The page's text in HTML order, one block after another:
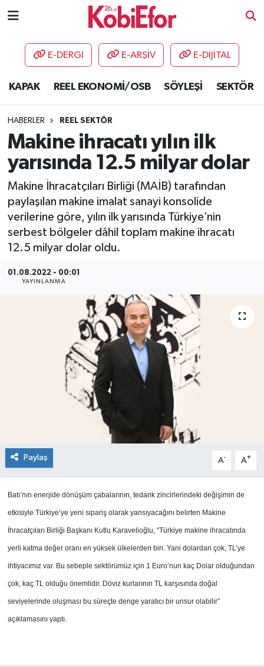
E-DERGİ E-ARŞİV E-DİJİTAL
KAPAK REEL EKONOMİ/OSB SÖYLEŞİ SEKTÖR
HABERLER REEL SEKTÖR
Makine ihracatı yılın ilk
yarısında 12.5 milyar dolar
Makine İhracatçıları Birliği (MAİB) tarafından
paylaşılan makine imalat sanayi konsolide
verilerine göre, yılın ilk yarısında Türkiye’nin
serbest bölgeler dâhil toplam makine ihracatı
12.5 milyar dolar oldu.
01.08.2022 - 00:01
YAYINLANMA
Paylaş A- A+
Batı’nın enerjide dönüşüm çabalarının, tedarik zincirlerindeki değişimin de
etkisiyle Türkiye’ye yeni sipariş olarak yansıyacağını belirten Makine
İhracatçıları Birliği Başkanı Kutlu Karavelioğlu, “Türkiye makine ihracatında
yerli katma değer oranı en yüksek ülkelerden biri. Yani dolardan çok, TL’ye
ihtiyacımız var. Bu sebeple sektörümüz için 1 Euro’nun kaç Dolar olduğundan
çok, kaç TL olduğu önemlidir. Döviz kurlarının TL karşısında doğal
seviyelerinde oluşması bu süreçte denge yaratıcı bir unsur olabilir”
açıklamasını yaptı.
AKADEMİ
DESTEK-TEŞVİK
ETKİNLİK
GÜNCEL
HABERLER
KAPAK
OSB
SEKTÖR
ŞİRKET PANO
SÖYLEŞİ